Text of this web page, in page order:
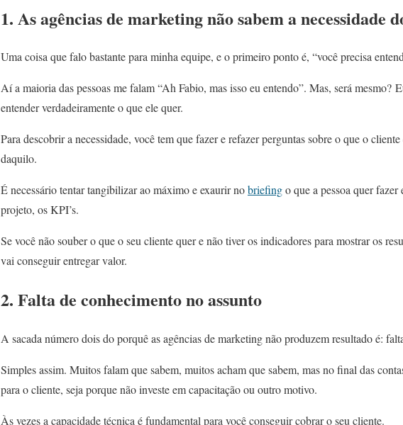
1. As agências de marketing não sabem a necessidade
Uma coisa que falo bastante para minha equipe, e o primeiro ponto é, “você precisa
Aí a maioria das pessoas me falam “Ah Fabio, mas isso eu entendo”. Mas, será mesmo?
entender verdadeiramente o que ele quer.
Para descobrir a necessidade, você tem que fazer e refazer perguntas sobre o que o
daquilo.
É necessário tentar tangibilizar ao máximo e exaurir nobriefingo que a pessoa quer
projeto, os KPI’s.
Se você não souber o que o seu cliente quer e não tiver os indicadores para mostrar os
vai conseguir entregar valor.
2. Falta de conhecimento no assunto
A sacada número dois do porquê as agências de marketing não produzem resultado é:
Simples assim. Muitos falam que sabem, muitos acham que sabem, mas no final das
para o cliente, seja porque não investe em capacitação ou outro motivo.
Às vezes a capacidade técnica é fundamental para você conseguir cobrar o seu cliente.